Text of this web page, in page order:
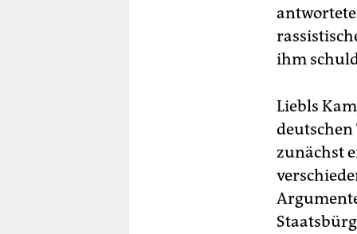
antwortete
ihm
Liebls
deutschen
zunächst